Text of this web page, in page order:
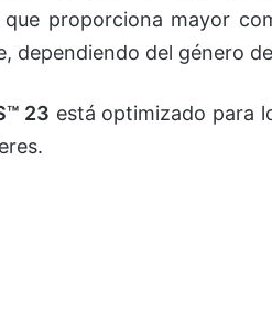
proporciona mayor
dependiendo del género
23 está optimizado para